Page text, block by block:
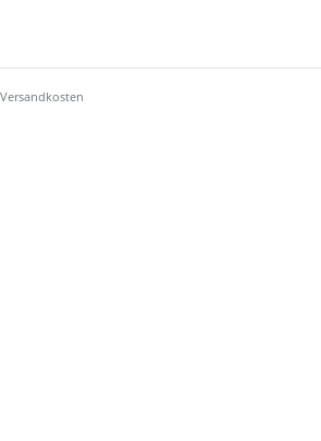
Versandkosten